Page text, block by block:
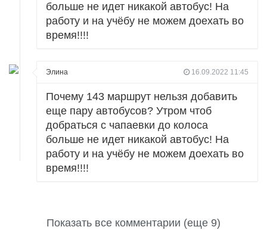
больше не идет никакой автобус! На
работу и на учёбу не можем доехать во
время!!!!
Элина 16.09.2022 11:45
Почему 143 маршрут нельзя добавить
еще пару автобусов? Утром чтоб
добраться с чапаевки до колоса
больше не идет никакой автобус! На
работу и на учёбу не можем доехать во
время!!!!
Показать все комментарии (еще 9)